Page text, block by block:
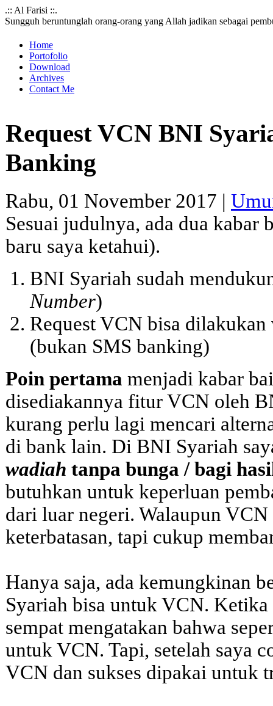
.:: Al Farisi ::.
Sungguh beruntunglah orang-orang yang Allah jadikan sebagai
Home
Portofolio
Download
Archives
Contact Me
Request VCN BNI
Banking
Rabu, 01 November 2017 |
Sesuai judulnya, ada dua kabar
baru saya ketahui).
BNI Syariah sudah
Number)
Request VCN bisa
(bukan SMS banking)
Poin pertama menjadi kabar
disediakannya fitur VCN oleh
kurang perlu lagi mencari
di bank lain. Di BNI Syariah
wadiah tanpa bunga / bagi
butuhkan untuk keperluan
dari luar negeri. Walaupun
keterbatasan, tapi cukup
Hanya saja, ada kemungkinan
Syariah bisa untuk VCN.
sempat mengatakan bahwa
untuk VCN. Tapi, setelah saya
VCN dan sukses dipakai untuk